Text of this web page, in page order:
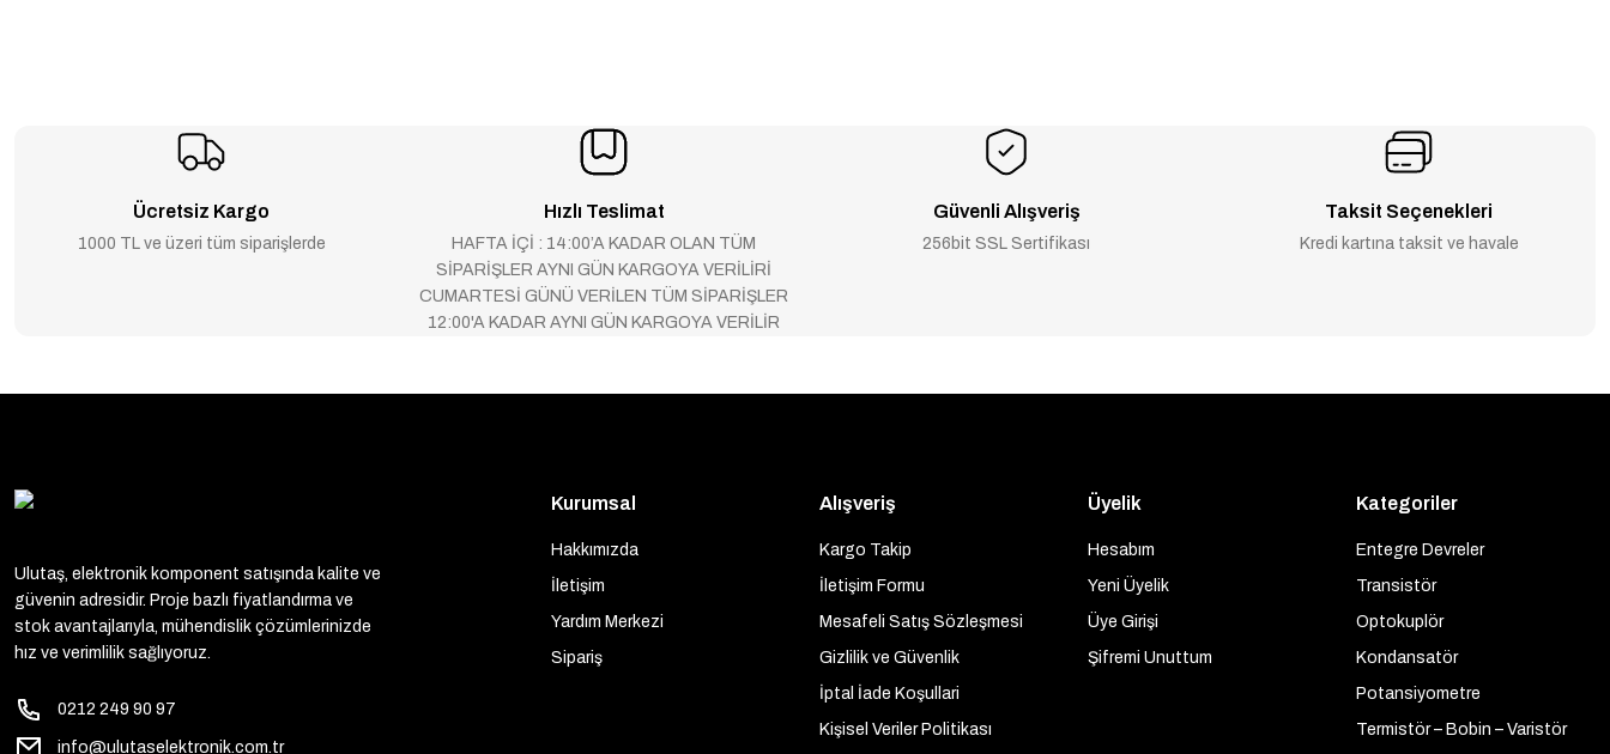
Ücretsiz Kargo
1000 TL ve üzeri tüm siparişlerde
Hızlı Teslimat
HAFTA İÇİ : 14:00’A KADAR OLAN TÜM
SİPARİŞLER AYNI GÜN KARGOYA VERİLİRİ
CUMARTESİ GÜNÜ VERİLEN TÜM SİPARİŞLER
12:00'A KADAR AYNI GÜN KARGOYA VERİLİR
Güvenli Alışveriş
256bit SSL Sertifikası
Taksit Seçenekleri
Kredi kartına taksit ve havale
Ulutaş, elektronik komponent satışında kalite ve
güvenin adresidir. Proje bazlı fiyatlandırma ve
stok avantajlarıyla, mühendislik çözümlerinizde
hız ve verimlilik sağlıyoruz.
0212 249 90 97
info@ulutaselektronik.com.tr
Kurumsal
Hakkımızda
İletişim
Yardım Merkezi
Sipariş
Alışveriş
Kargo Takip
İletişim Formu
Mesafeli Satış Sözleşmesi
Gizlilik ve Güvenlik
İptal İade Koşullari
Kişisel Veriler Politikası
Üyelik
Hesabım
Yeni Üyelik
Üye Girişi
Şifremi Unuttum
Kategoriler
Entegre Devreler
Transistör
Optokuplör
Kondansatör
Potansiyometre
Termistör – Bobin – Varistör